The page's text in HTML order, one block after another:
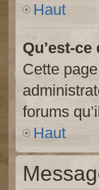
Haut
Qu’est-
Cette
forums
Haut